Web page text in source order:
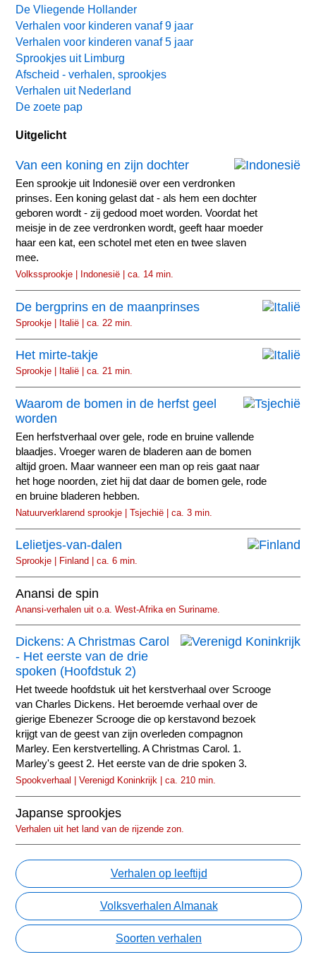
De Vliegende Hollander
Verhalen voor kinderen vanaf 9 jaar
Verhalen voor kinderen vanaf 5 jaar
Sprookjes uit Limburg
Afscheid - verhalen, sprookjes
Verhalen uit Nederland
De zoete pap
Uitgelicht
Van een koning en zijn dochter
Een sprookje uit Indonesië over een verdronken
prinses. Een koning gelast dat - als hem een dochter
geboren wordt - zij gedood moet worden. Voordat het
meisje in de zee verdronken wordt, geeft haar moeder
haar een kat, een schotel met eten en twee slaven
mee.
Volkssprookje | Indonesië | ca. 14 min.
De bergprins en de maanprinses
Sprookje | Italië | ca. 22 min.
Het mirte-takje
Sprookje | Italië | ca. 21 min.
Waarom de bomen in de herfst geel
worden
Een herfstverhaal over gele, rode en bruine vallende
blaadjes. Vroeger waren de bladeren aan de bomen
altijd groen. Maar wanneer een man op reis gaat naar
het hoge noorden, ziet hij dat daar de bomen gele, rode
en bruine bladeren hebben.
Natuurverklarend sprookje | Tsjechië | ca. 3 min.
Lelietjes-van-dalen
Sprookje | Finland | ca. 6 min.
Anansi de spin
Anansi-verhalen uit o.a. West-Afrika en Suriname.
Dickens: A Christmas Carol
- Het eerste van de drie
spoken (Hoofdstuk 2)
Het tweede hoofdstuk uit het kerstverhaal over Scrooge
van Charles Dickens. Het beroemde verhaal over de
gierige Ebenezer Scrooge die op kerstavond bezoek
krijgt van de geest van zijn overleden compagnon
Marley. Een kerstvertelling. A Christmas Carol. 1.
Marley's geest 2. Het eerste van de drie spoken 3.
Spookverhaal | Verenigd Koninkrijk | ca. 210 min.
Japanse sprookjes
Verhalen uit het land van de rijzende zon.
Verhalen op leeftijd
Volksverhalen Almanak
Soorten verhalen